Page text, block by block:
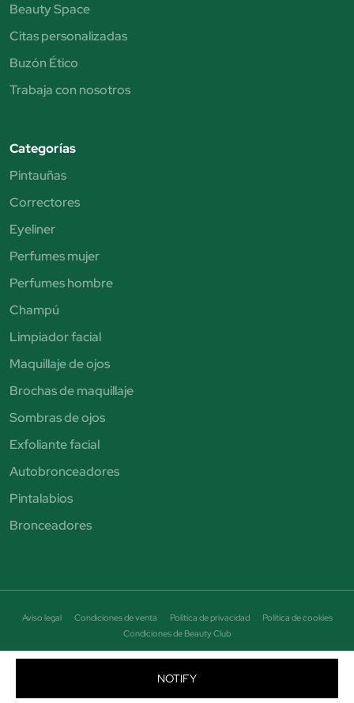
NOTIFY
Beauty Space
Citas personalizadas
Buzón Ético
Trabaja con nosotros
Categorías
Pintauñas
Correctores
Eyeliner
Perfumes mujer
Perfumes hombre
Champú
Limpiador facial
Maquillaje de ojos
Brochas de maquillaje
Sombras de ojos
Exfoliante facial
Autobronceadores
Pintalabios
Bronceadores
Aviso legal Condiciones de venta Política de privacidad
Política de cookies
Condiciones de Beauty Club